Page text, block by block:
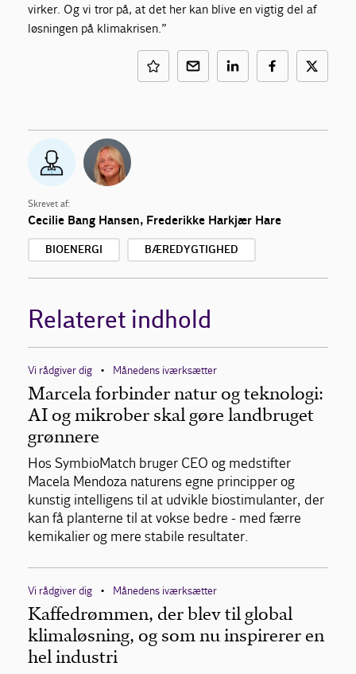
virker. Og vi tror på, at det her kan blive en vigtig del af
løsningen på klimakrisen.”
Skrevet af:
Cecilie Bang Hansen, Frederikke Harkjær Hare
BIOENERGI BÆREDYGTIGHED
Relateret indhold
Vi rådgiver dig • Månedens iværksætter
Marcela forbinder natur og teknologi:
AI og mikrober skal gøre landbruget
grønnere
Hos SymbioMatch bruger CEO og medstifter
Macela Mendoza naturens egne principper og
kunstig intelligens til at udvikle biostimulanter, der
kan få planterne til at vokse bedre - med færre
kemikalier og mere stabile resultater.
Vi rådgiver dig • Månedens iværksætter
Kaffedrømmen, der blev til global
klimaløsning, og som nu inspirerer en
hel industri